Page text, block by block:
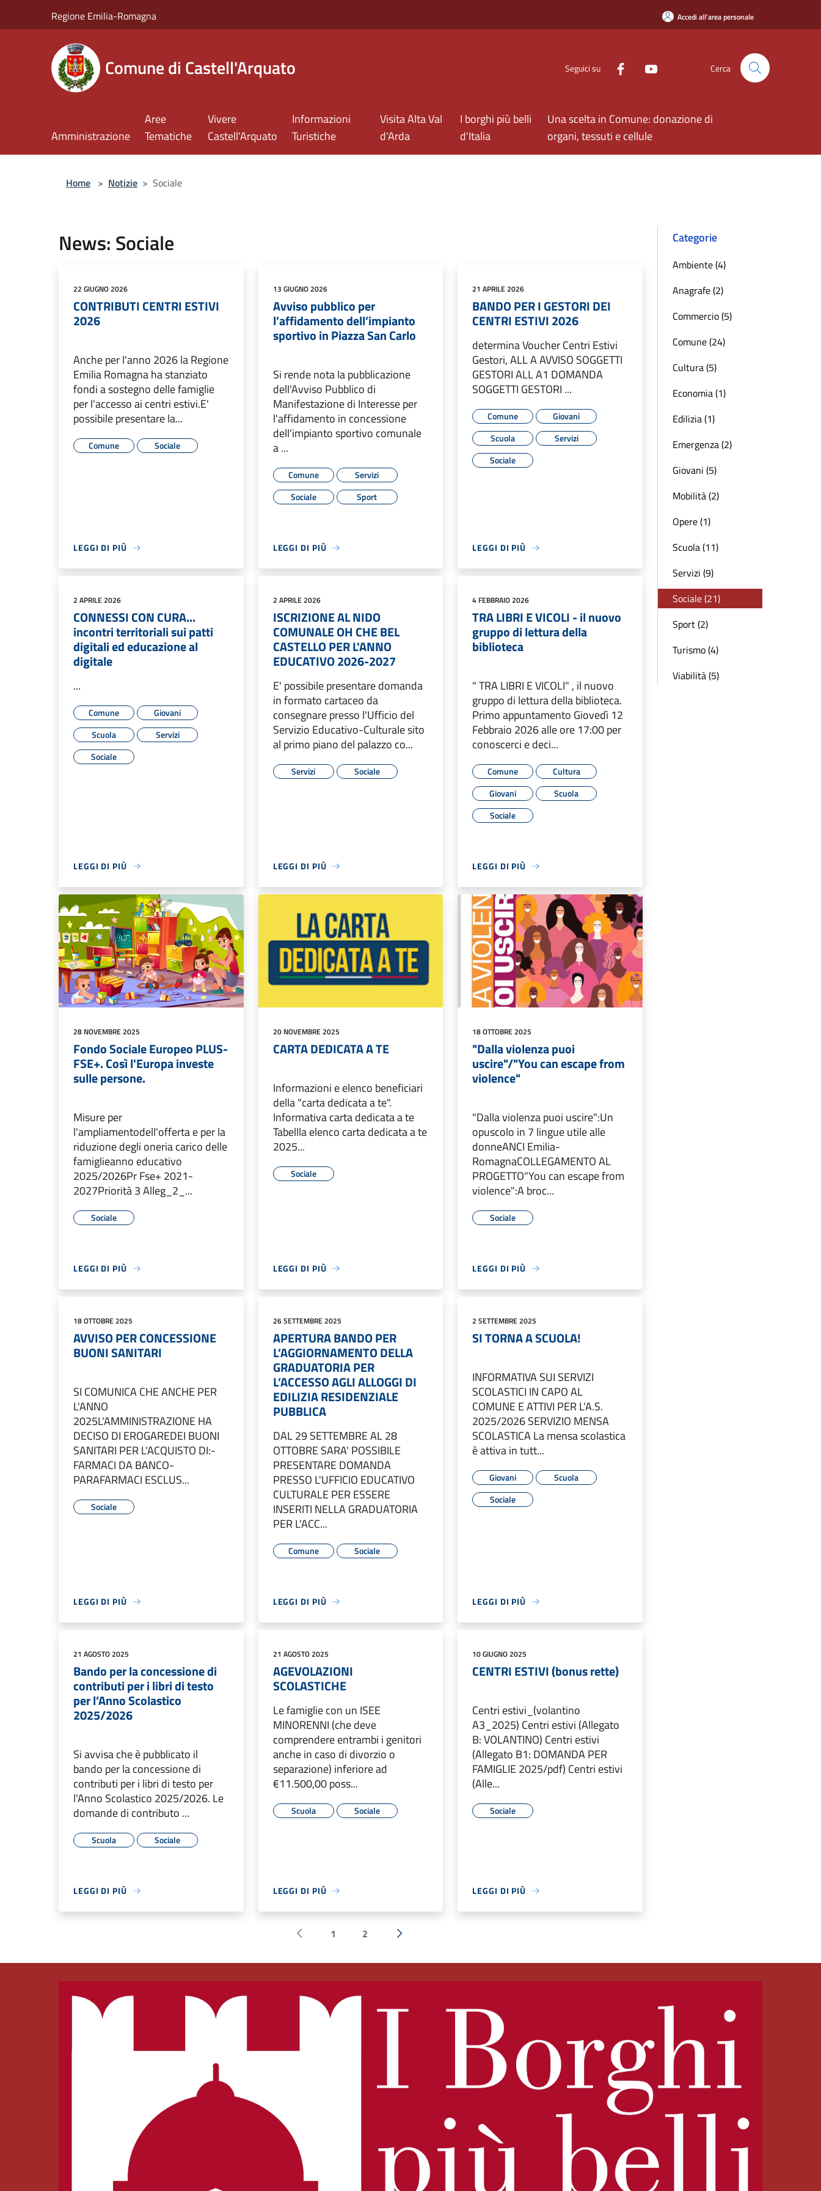
Regione Emilia-Romagna Accedi all'area personale
Comune di Castell'Arquato Seguici su Cerca
Amministrazione
Aree
Tematiche
Vivere
Castell'Arquato
Informazioni
Turistiche
Visita Alta Val
d'Arda
I borghi più belli
d'Italia
Una scelta in Comune: donazione di
organi, tessuti e cellule
Home > Notizie > Sociale
News: Sociale
22 GIUGNO 2026
CONTRIBUTI CENTRI ESTIVI
2026
Anche per l'anno 2026 la Regione
Emilia Romagna ha stanziato
fondi a sostegno delle famiglie
per l'accesso ai centri estivi.E'
possibile presentare la...
Comune Sociale
LEGGI DI PIÙ
13 GIUGNO 2026
Avviso pubblico per
l’affidamento dell’impianto
sportivo in Piazza San Carlo
Si rende nota la pubblicazione
dell'Avviso Pubblico di
Manifestazione di Interesse per
l'affidamento in concessione
dell'impianto sportivo comunale
a ...
Comune
Servizi
Sociale
Sport
LEGGI DI PIÙ
21 APRILE 2026
BANDO PER I GESTORI DEI
CENTRI ESTIVI 2026
determina Voucher Centri Estivi
Gestori, ALL A AVVISO SOGGETTI
GESTORI ALL A1 DOMANDA
SOGGETTI GESTORI ...
Comune
Giovani
Scuola
Servizi
Sociale
LEGGI DI PIÙ
2 APRILE 2026
CONNESSI CON CURA...
incontri territoriali sui patti
digitali ed educazione al
digitale
...
Comune
Giovani
Scuola
Servizi
Sociale
LEGGI DI PIÙ
2 APRILE 2026
ISCRIZIONE AL NIDO
COMUNALE OH CHE BEL
CASTELLO PER L'ANNO
EDUCATIVO 2026-2027
E' possibile presentare domanda
in formato cartaceo da
consegnare presso l'Ufficio del
Servizio Educativo-Culturale sito
al primo piano del palazzo co...
Servizi Sociale
LEGGI DI PIÙ
4 FEBBRAIO 2026
TRA LIBRI E VICOLI - il nuovo
gruppo di lettura della
biblioteca
" TRA LIBRI E VICOLI" , il nuovo
gruppo di lettura della biblioteca.
Primo appuntamento Giovedì 12
Febbraio 2026 alle ore 17:00 per
conoscerci e deci...
Comune
Cultura
Giovani
Scuola
Sociale
LEGGI DI PIÙ
28 NOVEMBRE 2025
Fondo Sociale Europeo PLUS-
FSE+. Così l'Europa investe
sulle persone.
Misure per
l'ampliamentodell'offerta e per la
riduzione degli oneria carico delle
famiglieanno educativo
2025/2026Pr Fse+ 2021-
2027Priorità 3 Alleg_2_...
Sociale
LEGGI DI PIÙ
20 NOVEMBRE 2025
CARTA DEDICATA A TE
Informazioni e elenco beneficiari
della "carta dedicata a te".
Informativa carta dedicata a te
Tabellla elenco carta dedicata a te
2025...
Sociale
LEGGI DI PIÙ
18 OTTOBRE 2025
"Dalla violenza puoi
uscire"/"You can escape from
violence"
"Dalla violenza puoi uscire":Un
opuscolo in 7 lingue utile alle
donneANCI Emilia-
RomagnaCOLLEGAMENTO AL
PROGETTO"You can escape from
violence":A broc...
Sociale
LEGGI DI PIÙ
18 OTTOBRE 2025
AVVISO PER CONCESSIONE
BUONI SANITARI
SI COMUNICA CHE ANCHE PER
L'ANNO
2025L'AMMINISTRAZIONE HA
DECISO DI EROGAREDEI BUONI
SANITARI PER L'ACQUISTO DI:-
FARMACI DA BANCO-
PARAFARMACI ESCLUS...
Sociale
LEGGI DI PIÙ
26 SETTEMBRE 2025
APERTURA BANDO PER
L’AGGIORNAMENTO DELLA
GRADUATORIA PER
L’ACCESSO AGLI ALLOGGI DI
EDILIZIA RESIDENZIALE
PUBBLICA
DAL 29 SETTEMBRE AL 28
OTTOBRE SARA' POSSIBILE
PRESENTARE DOMANDA
PRESSO L'UFFICIO EDUCATIVO
CULTURALE PER ESSERE
INSERITI NELLA GRADUATORIA
PER L'ACC...
Comune Sociale
LEGGI DI PIÙ
2 SETTEMBRE 2025
SI TORNA A SCUOLA!
INFORMATIVA SUI SERVIZI
SCOLASTICI IN CAPO AL
COMUNE E ATTIVI PER L'A.S.
2025/2026 SERVIZIO MENSA
SCOLASTICA La mensa scolastica
è attiva in tutt...
Giovani
Scuola
Sociale
LEGGI DI PIÙ
21 AGOSTO 2025
Bando per la concessione di
contributi per i libri di testo
per l’Anno Scolastico
2025/2026
Si avvisa che è pubblicato il
bando per la concessione di
contributi per i libri di testo per
l'Anno Scolastico 2025/2026. Le
domande di contributo ...
Scuola Sociale
LEGGI DI PIÙ
21 AGOSTO 2025
AGEVOLAZIONI
SCOLASTICHE
Le famiglie con un ISEE
MINORENNI (che deve
comprendere entrambi i genitori
anche in caso di divorzio o
separazione) inferiore ad
€11.500,00 poss...
Scuola Sociale
LEGGI DI PIÙ
10 GIUGNO 2025
CENTRI ESTIVI (bonus rette)
Centri estivi_(volantino
A3_2025) Centri estivi (Allegato
B: VOLANTINO) Centri estivi
(Allegato B1: DOMANDA PER
FAMIGLIE 2025/pdf) Centri estivi
(Alle...
Sociale
LEGGI DI PIÙ
Pagina precedente
1 2
Successiva »
Categorie
Ambiente (4)
Anagrafe (2)
Commercio (5)
Comune (24)
Cultura (5)
Economia (1)
Edilizia (1)
Emergenza (2)
Giovani (5)
Mobilità (2)
Opere (1)
Scuola (11)
Servizi (9)
Sociale (21)
Sport (2)
Turismo (4)
Viabilità (5)